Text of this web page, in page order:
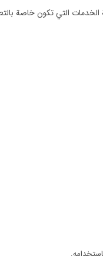
الخدمات التي تكون خاصة